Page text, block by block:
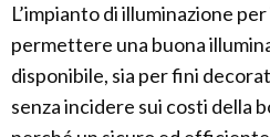
L’impianto di illuminazione
permettere una buona
disponibile, sia per fini
senza incidere sui costi della